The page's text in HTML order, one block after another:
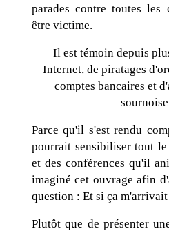
parades contre toutes les
être victime.
Il est témoin depuis
Internet, de piratages
comptes bancaires et
Parce qu'il s'est rendu
pourrait sensibiliser tout
et des conférences qu'il
imaginé cet ouvrage afin
question : Et si ça
Plutôt que de présenter